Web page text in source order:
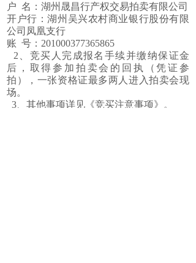
户 名：湖州晟昌行产权交易拍卖有限公司
开户行：湖州吴兴农村商业银行股份有限
公司凤凰支行
账 号：201000377365865
2、竞买人完成报名手续并缴纳保证金
后，取得参加拍卖会的回执（凭证参
拍），一张资格证最多两人进入拍卖会现
场。
3、其他事项详见《竞买注意事项》。